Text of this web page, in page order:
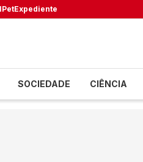
PetExpediente
SOCIEDADE CIÊNCIA